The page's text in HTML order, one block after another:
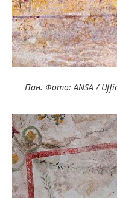
Пан. Фото: ANSA /